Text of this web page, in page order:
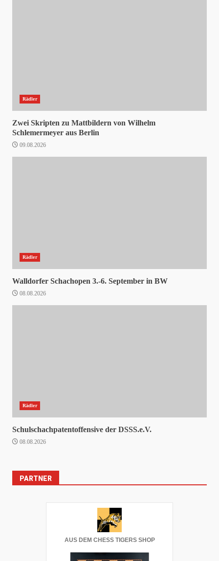
Rädler
Zwei Skripten zu Mattbildern von Wilhelm
Schlemermeyer aus Berlin
09.08.2026
Rädler
Walldorfer Schachopen 3.-6. September in BW
08.08.2026
Rädler
Schulschachpatentoffensive der DSSS.e.V.
08.08.2026
PARTNER
AUS DEM CHESS TIGERS SHOP